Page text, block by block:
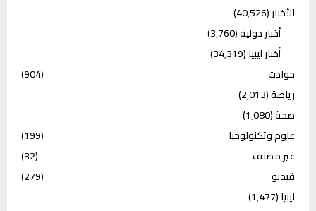
الأخبار(40٬526)
أخبار دولية(3٬760)
أخبار ليبيا(34٬319)
حوادث
(904)
رياضة(2٬013)
صحة(1٬080)
علوم وتكنولوجيا
(199)
غير مصنف
(32)
فيديو
(279)
ليبيا(1٬477)